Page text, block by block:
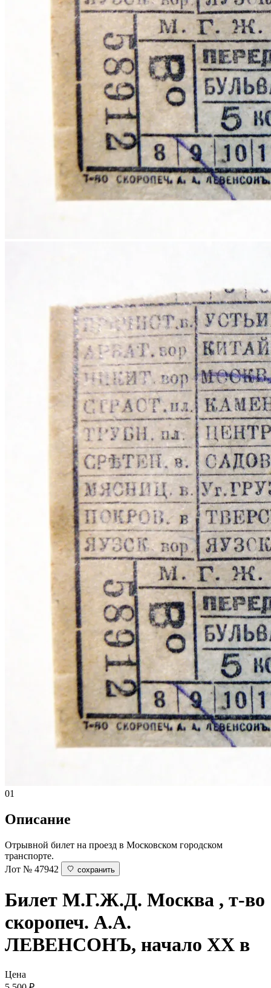
01
Описание
Отрывной билет на проезд в Московском городском
транспорте.
Лот № 47942
сохранить
Билет М.Г.Ж.Д. Москва , т-во
скоропеч. А.А.
ЛЕВЕНСОНЪ, начало ХХ в
Цена